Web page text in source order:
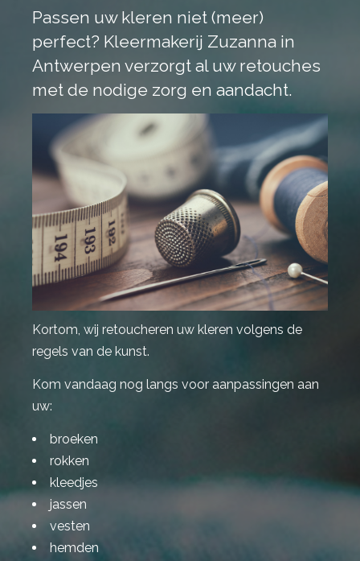
Passen uw kleren niet (meer)
perfect? Kleermakerij Zuzanna in
Antwerpen verzorgt al uw retouches
met de nodige zorg en aandacht.
Kortom, wij retoucheren uw kleren volgens de
regels van de kunst.
Kom vandaag nog langs voor aanpassingen aan
uw:
broeken
rokken
kleedjes
jassen
vesten
hemden